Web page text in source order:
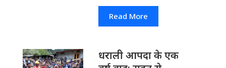
Read More
धराली आपदा के एक